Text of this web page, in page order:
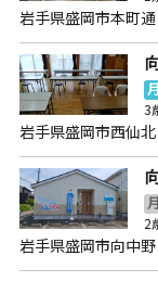
岩手県盛岡市本町
月
3
岩手県盛岡市西仙
月
2
岩手県盛岡市向中